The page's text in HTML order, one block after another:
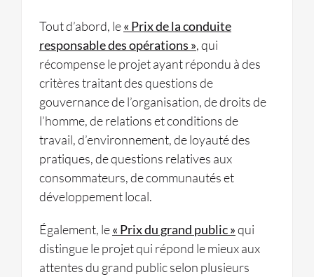
Tout d’abord, le« Prix de la conduite
responsable des opérations », qui
récompense le projet ayant répondu à des
critères traitant des questions de
gouvernance de l’organisation, de droits de
l’homme, de relations et conditions de
travail, d’environnement, de loyauté des
pratiques, de questions relatives aux
consommateurs, de communautés et
développement local.
Également, le« Prix du grand public »qui
distingue le projet qui répond le mieux aux
attentes du grand public selon plusieurs